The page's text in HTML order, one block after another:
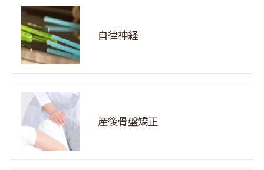
自律神経
産後骨盤矯正